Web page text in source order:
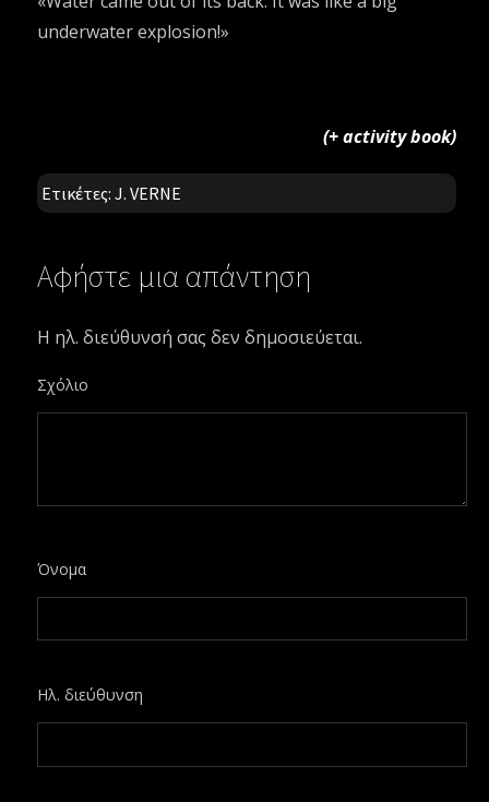
underwater explosion!»
(+ activity book)
Ετικέτες:J. VERNE
Αφήστε μια απάντηση
Η ηλ. διεύθυνσή σας δεν δημοσιεύεται.
Σχόλιο
Όνομα
Ηλ. διεύθυνση